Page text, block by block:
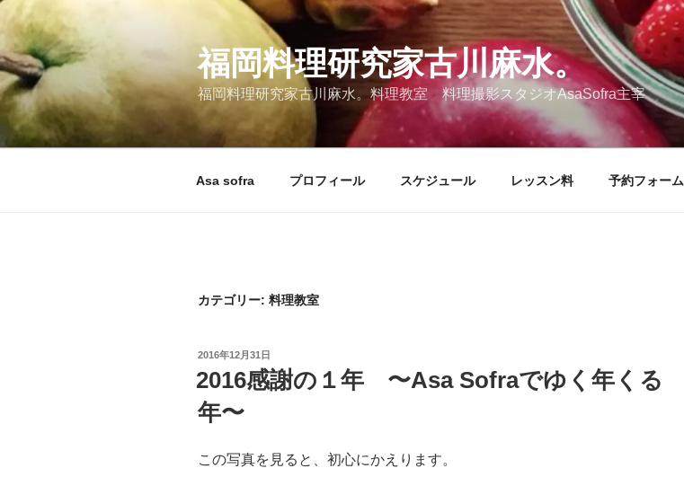
ン
テ
ン
ツ
福岡料理研究家古川麻水。
福岡料理研究家古川麻水。料理教室 料理撮影スタジオAsaSofra主宰
Asa sofra プロフィール スケジュール レッスン料 予約フォーム
カテゴリー: 料理教室
投
日:
2016年12月31日
2016感謝の１年 〜Asa Sofraでゆく年くる
年〜
この写真を見ると、初心にかえります。